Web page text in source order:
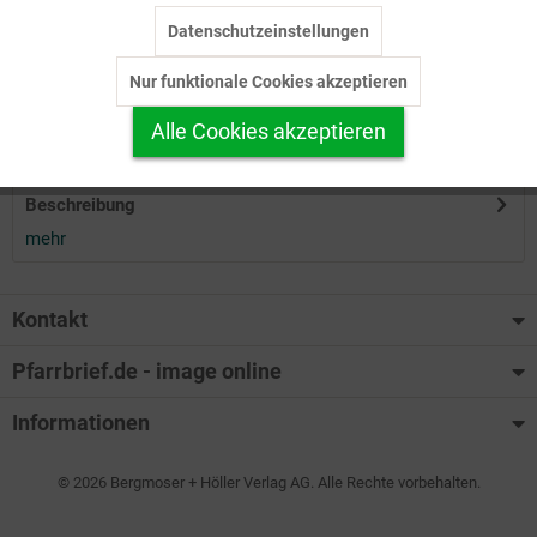
Herunterladen
Auf Ihren Merkzettel setzen
Beschreibung
mehr
Kontakt
Pfarrbrief.de - image online
Informationen
© 2026 Bergmoser + Höller Verlag AG. Alle Rechte vorbehalten.
Personalisierung Inaktiv
Service
Datenschutzeinstellungen
Nur funktionale Cookies akzeptieren
Alle Cookies akzeptieren